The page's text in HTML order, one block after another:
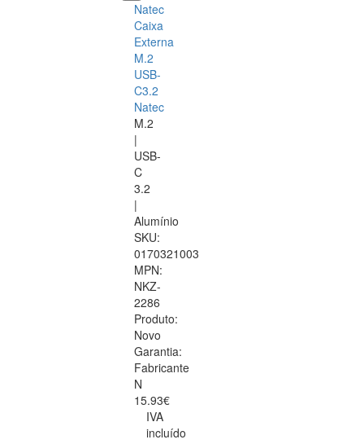
Natec
Caixa
Externa
M.2
USB-
C3.2
Natec
M.2
|
USB-
C
3.2
|
Alumínio
SKU:
0170321003
MPN:
NKZ-
2286
Produto:
Novo
Garantia:
Fabricante
N
15.93€
IVA
incluído